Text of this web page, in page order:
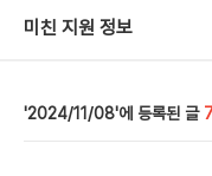
미친 지원 정보
2024/11/08